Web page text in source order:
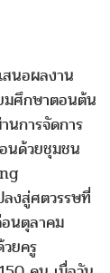
นอผลงาน
มศึกษาตอนต้น
นการจัดการ
นด้วยชุมชน
งสู่ศตวรรษที่
อนตุลาคม
ยครู